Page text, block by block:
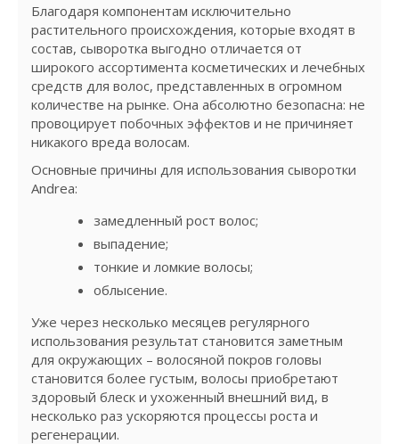
Благодаря компонентам исключительно
растительного происхождения, которые входят в
состав, сыворотка выгодно отличается от
широкого ассортимента косметических и лечебных
средств для волос, представленных в огромном
количестве на рынке. Она абсолютно безопасна: не
провоцирует побочных эффектов и не причиняет
никакого вреда волосам.
Основные причины для использования сыворотки
Andrea:
замедленный рост волос;
выпадение;
тонкие и ломкие волосы;
облысение.
Уже через несколько месяцев регулярного
использования результат становится заметным
для окружающих – волосяной покров головы
становится более густым, волосы приобретают
здоровый блеск и ухоженный внешний вид, в
несколько раз ускоряются процессы роста и
регенерации.